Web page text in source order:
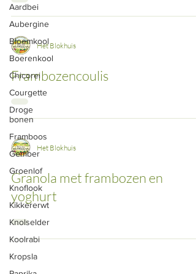
Aardbei
Aubergine
Bloemkool
Boerenkool
Chicorei
Courgette
Droge
bonen
Framboos
Gember
Groenlof
Knoflook
Kikkererwt
Knolselder
Koolrabi
Kropsla
Het Blokhuis
Frambozencoulis
Het Blokhuis
Granola met frambozen en
yoghurt